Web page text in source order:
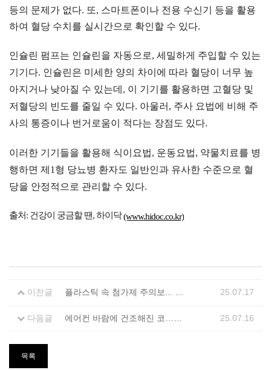
등의 문제가 없다. 또, 스마트폰이나 전용 수신기 등을 활용
하여 혈당 수치를 실시간으로 확인할 수 있다.
인슐린 펌프는 인슐린을 자동으로, 세밀하게 주입할 수 있는
기기다. 인슐린은 미세한 양의 차이에 따라 혈당이 너무 높
아지거나 낮아질 수 있는데, 이 기기를 활용하면 고혈당 및
저혈당의 빈도를 줄일 수 있다. 아울러, 주사 요법에 비해 주
사의 통증이나 번거로움이 적다는 장점도 있다.
이러한 기기들을 활용해 식이요법, 운동요법, 약물치료를 병
행하면 제1형 당뇨병 환자도 일반인과 유사한 수준으로 혈
당을 안정적으로 관리할 수 있다.
출처: 건강이 궁금할 땐, 하이닥(www.hidoc.co.kr)
이전글 플라스틱 속 첨가제 주의보... 연 35만명 심장병으로 사망한다 25.07.17
다음글 에어컨 바람에 건조해진 코… “콧속 방어력 높여 감염병 막아야” 25.07.16
목록